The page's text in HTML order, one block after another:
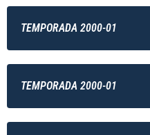
TEMPORADA 2000-01
TEMPORADA 2000-01